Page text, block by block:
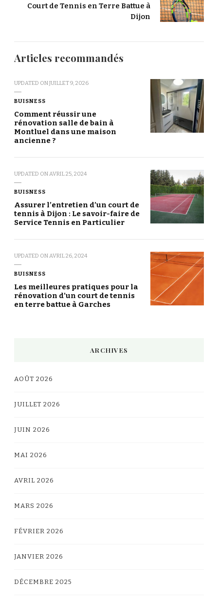
Court de Tennis en Terre Battue à
Dijon
Articles recommandés
UPDATED ONJUILLET 9, 2026
BUISNESS
Comment réussir une
rénovation salle de bain à
Montluel dans une maison
ancienne ?
UPDATED ONAVRIL 25, 2024
BUISNESS
Assurer l’entretien d’un court de
tennis à Dijon : Le savoir-faire de
Service Tennis en Particulier
UPDATED ONAVRIL 26, 2024
BUISNESS
Les meilleures pratiques pour la
rénovation d’un court de tennis
en terre battue à Garches
ARCHIVES
AOÛT 2026
JUILLET 2026
JUIN 2026
MAI 2026
AVRIL 2026
MARS 2026
FÉVRIER 2026
JANVIER 2026
DÉCEMBRE 2025